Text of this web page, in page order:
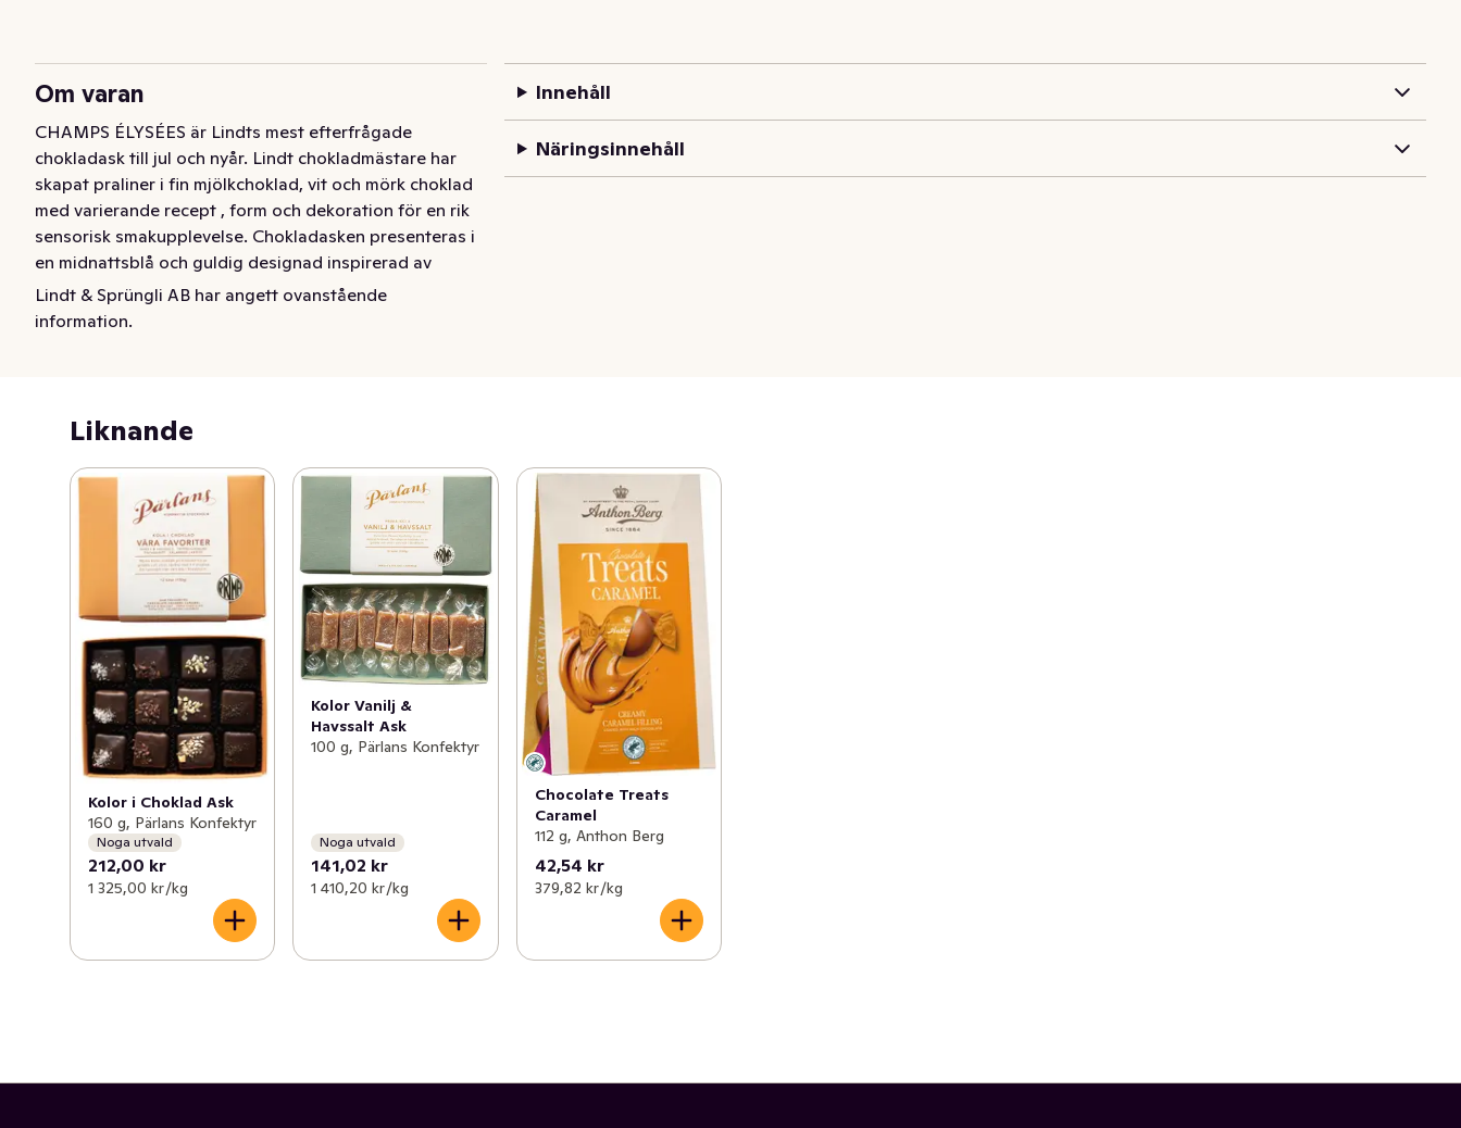
Om varan
CHAMPS ÉLYSÉES är Lindts mest efterfrågade
chokladask till jul och nyår. Lindt chokladmästare har
skapat praliner i fin mjölkchoklad, vit och mörk choklad
med varierande recept , form och dekoration för en rik
sensorisk smakupplevelse. Chokladasken presenteras i
en midnattsblå och guldig designad inspirerad av
triumfbågen i Paris. Denna chokladask en generös och
romantisk gåva. Lyxig att bjuda gäster på under vinterns
Lindt & Sprüngli AB har angett ovanstående
information.
Innehåll
Näringsinnehåll
Liknande
Kolor i Choklad Ask
160 g, Pärlans Konfektyr
Noga utvald
212,00 kr
1 325,00 kr /kg
Kolor Vanilj &
Havssalt Ask
100 g, Pärlans Konfektyr
Noga utvald
141,02 kr
1 410,20 kr /kg
Chocolate Treats
Caramel
112 g, Anthon Berg
42,54 kr
379,82 kr /kg